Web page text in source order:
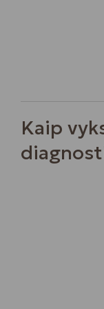
Kaip